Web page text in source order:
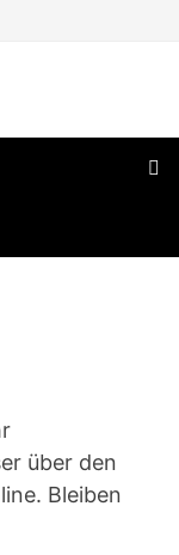
über den
Bleiben